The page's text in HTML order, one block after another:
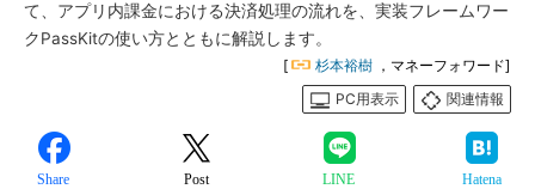
て、アプリ内課金における決済処理の流れを、実装フレームワー
クPassKitの使い方とともに解説します。
[ 杉本裕樹 ，マネーフォワード]
PC用表示
関連情報
Share Post LINE Hatena